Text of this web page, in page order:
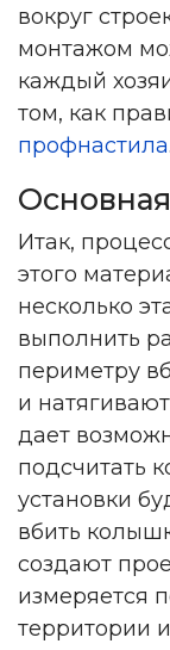
вокруг
монтажом
каждый
том, как
профнастила.
Итак,
этого
несколько
выполнить
периметру
и
дает
подсчитать
установки
вбить
создают
измеряется
территории